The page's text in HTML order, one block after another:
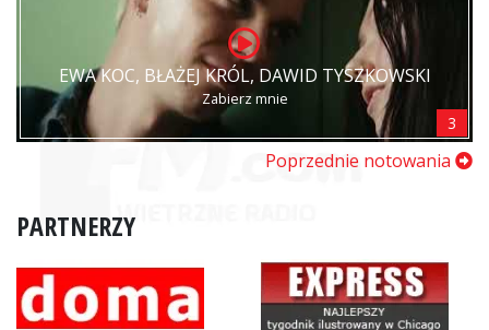
EWA KOC, BŁAŻEJ KRÓL, DAWID TYSZKOWSKI
Zabierz mnie
3
Poprzednie notowania
PARTNERZY